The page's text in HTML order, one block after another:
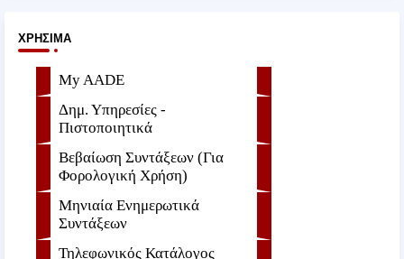
ΧΡΉΣΙΜΑ
My AADE
Δημ. Υπηρεσίες -
Πιστοποιητικά
Βεβαίωση Συντάξεων (Για
Φορολογική Χρήση)
Μηνιαία Ενημερωτικά
Συντάξεων
Τηλεφωνικός Κατάλογος